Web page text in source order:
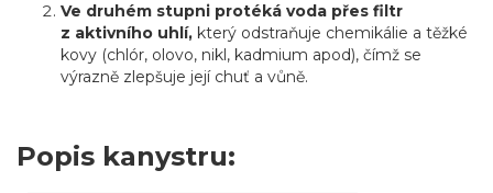
Ve druhém stupni protéká voda přes filtr
z aktivního uhlí, který odstraňuje chemikálie a těžké
kovy (chlór, olovo, nikl, kadmium apod), čímž se
výrazně zlepšuje její chuť a vůně.
Popis kanystru: